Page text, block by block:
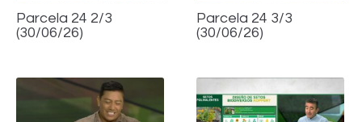
Parcela 24 2/3
(30/06/26)
Parcela 24 3/3
(30/06/26)